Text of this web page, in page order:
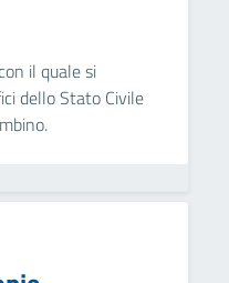
il quale si
dello Stato Civile